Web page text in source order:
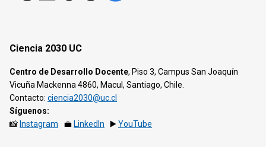
Ciencia 2030 UC
Centro de Desarrollo Docente, Piso 3, Campus San Joaquín
Vicuña Mackenna 4860, Macul, Santiago, Chile.
Contacto: ciencia2030@uc.cl
Síguenos:
📸 Instagram 💼 LinkedIn ▶️YouTube